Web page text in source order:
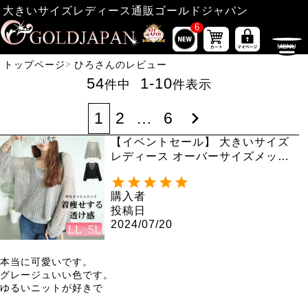
大きいサイズレディース通販ゴールドジャパン
6
トップページ ひろさんのレビュー
54件中 1-10件表示
1 2 … 6
【イベントセール】 大きいサイズ
レディース オーバーサイズメッシ
購入者
投稿日
2024/07/20
本当に可愛いです。
グレージュいい色です。
ゆるいニットが好きで